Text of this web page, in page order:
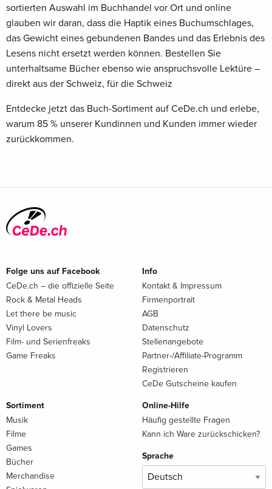
sortierten Auswahl im Buchhandel vor Ort und online
glauben wir daran, dass die Haptik eines Buchumschlages,
das Gewicht eines gebundenen Bandes und das Erlebnis des
Lesens nicht ersetzt werden können. Bestellen Sie
unterhaltsame Bücher ebenso wie anspruchsvolle Lektüre –
direkt aus der Schweiz, für die Schweiz
Entdecke jetzt das Buch-Sortiment auf CeDe.ch und erlebe,
warum 85 % unserer Kundinnen und Kunden immer wieder
zurückkommen.
Folge uns auf Facebook
CeDe.ch – die offizielle Seite
Rock & Metal Heads
Let there be music
Vinyl Lovers
Film- und Serienfreaks
Game Freaks
Info
Kontakt & Impressum
Firmenportrait
AGB
Datenschutz
Stellenangebote
Partner-/Affiliate-Programm
Registrieren
CeDe Gutscheine kaufen
Sortiment
Musik
Filme
Games
Bücher
Merchandise
Online-Hilfe
Häufig gestellte Fragen
Kann ich Ware zurückschicken?
Sprache